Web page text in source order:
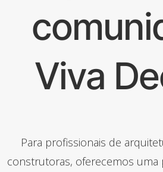
Viva
Para profissionais de
construtoras, oferecemos uma